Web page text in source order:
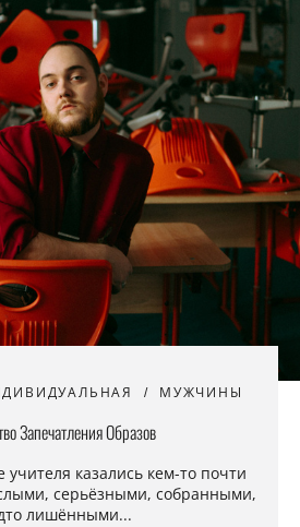
МУЖЧИНЫ
Запечатления Образов
учителя казались кем-то почти
серьёзными, собранными,
лишёнными...